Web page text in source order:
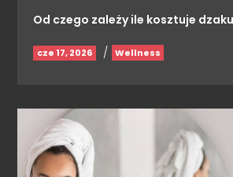
Od czego zależy ile kosztuje
cze 17, 2026 / Wellness